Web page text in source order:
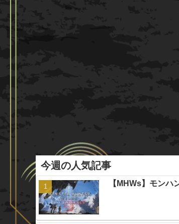
今週の人気記事
【MHWs】モンハ